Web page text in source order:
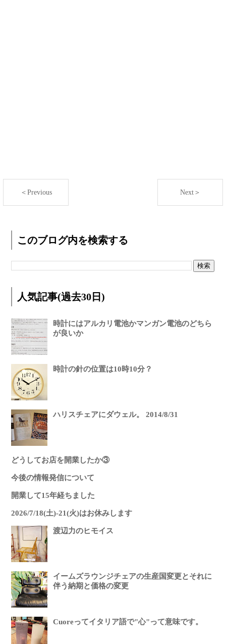
＜Previous Next＞
このブログ内を検索する
人気記事(過去30日)
時計にはアルカリ電池かマンガン電池のどちら
が良いか
時計の針の位置は10時10分？
ハリスチェアにダウェル。 2014/8/31
どうしてお店を開業したか③
今後の情報発信について
開業して15年経ちました
2026/7/18(土)-21(火)はお休みします
渡辺力のヒモイス
イームズラウンジチェアの生産国変更とそれに
伴う納期と価格の変更
Cuoreってイタリア語で"心"って意味です。